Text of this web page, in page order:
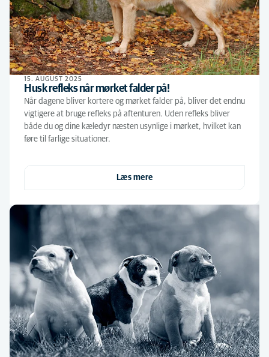
15. AUGUST 2025
Husk refleks når mørket falder på!
Når dagene bliver kortere og mørket falder på, bliver det endnu
vigtigere at bruge refleks på aftenturen. Uden refleks bliver
både du og dine kæledyr næsten usynlige i mørket, hvilket kan
føre til farlige situationer.
Læs mere